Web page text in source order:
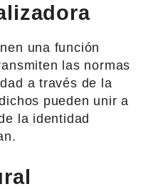
una función
las normas
a través de la
pueden unir a
la identidad